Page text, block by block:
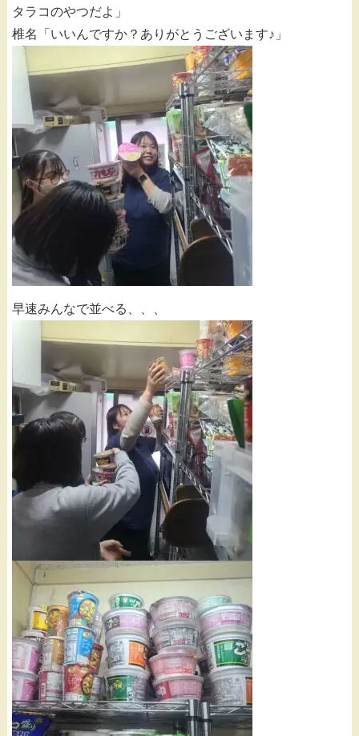
タラコのやつだよ」
椎名「いいんですか？ありがとうございます♪」
早速みんなで並べる、、、